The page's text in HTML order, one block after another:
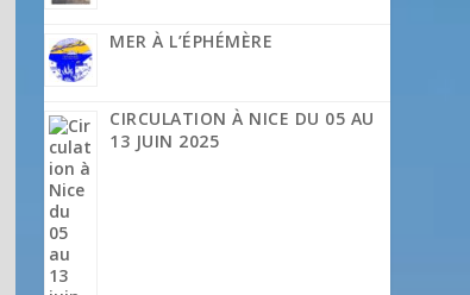
MER À L’ÉPHÉMÈRE
CIRCULATION À NICE DU 05 AU
13 JUIN 2025